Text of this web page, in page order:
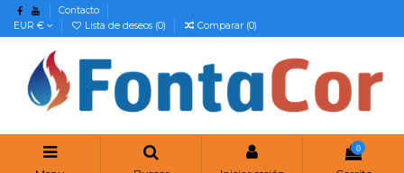
Contacto
EUR €
Lista de deseos (0) Comparar (0)
0